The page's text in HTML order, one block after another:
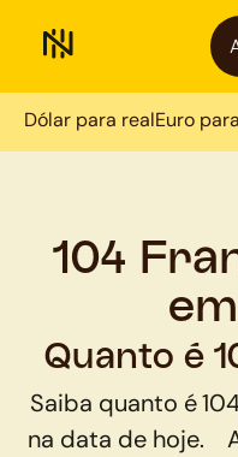
Dólar para realEuro
104
Quanto é
Saiba quanto é
na data de hoje.